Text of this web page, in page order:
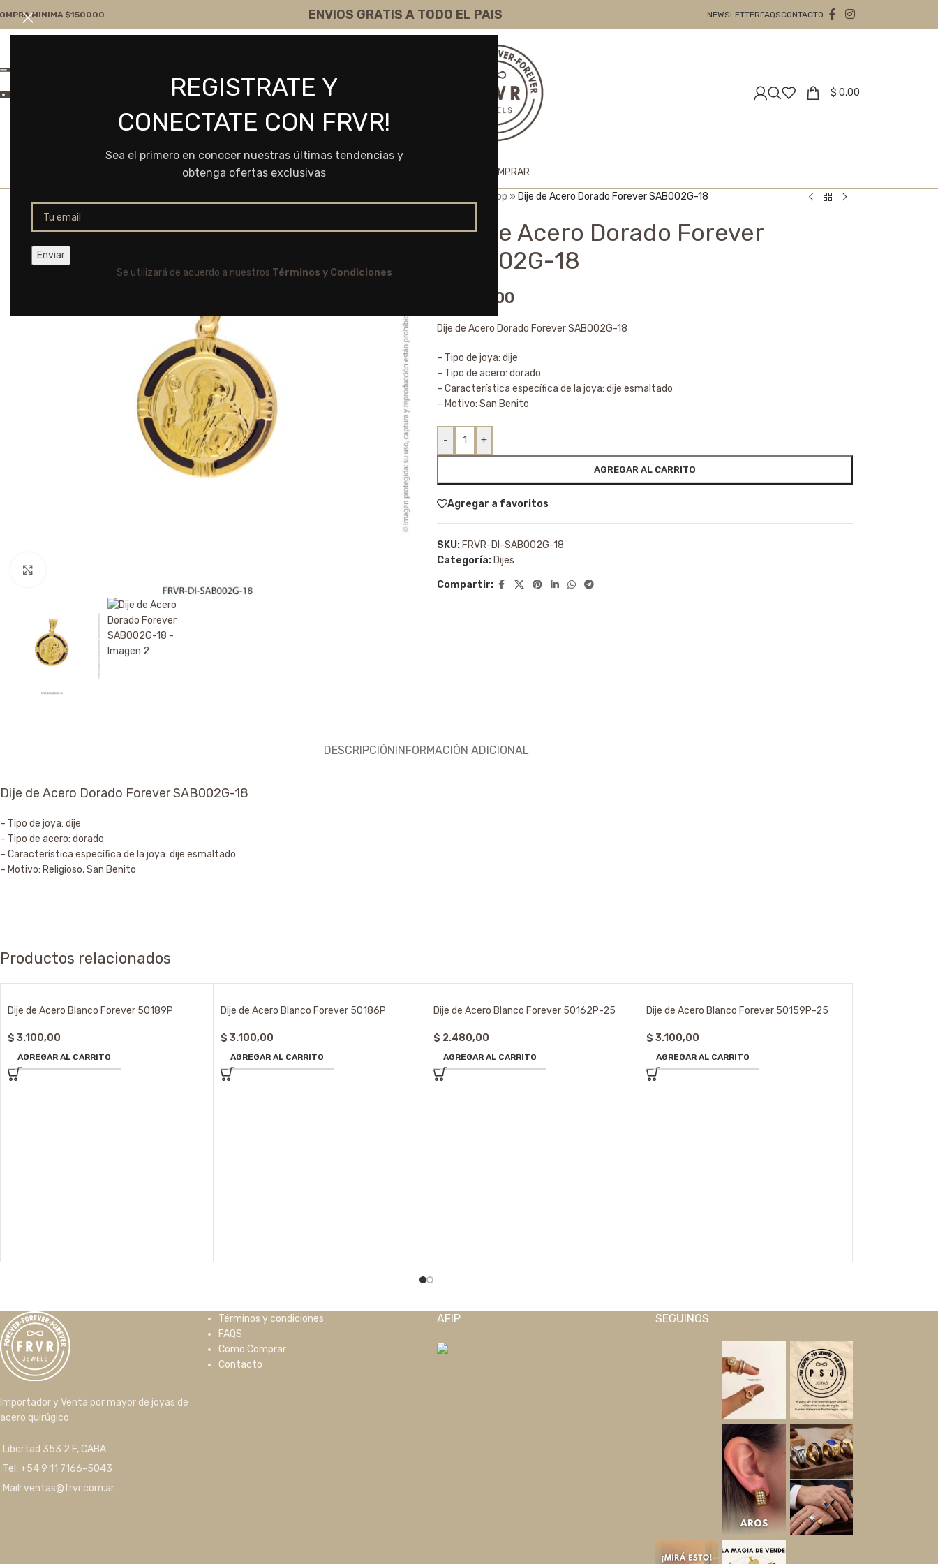
REGISTRATE Y
CONECTATE CON FRVR!
Sea el primero en conocer nuestras últimas tendencias y
obtenga ofertas exclusivas
Se utilizará de acuerdo a nuestros Términos y Condiciones
MINIMA $150000 ENVIOS GRATIS A TODO EL PAIS NEWSLETTERFAQSCONTACTO
ventas@frvr.com.ar
$ 0,00
HOME COMO COMPRAR
Shop » Dije de Acero Dorado Forever SAB002G-18
Dije de Acero Dorado Forever
SAB002G-18
5.735,00
Dije de Acero Dorado Forever SAB002G-18
– Tipo de joya: dije
– Tipo de acero: dorado
– Característica específica de la joya: dije esmaltado
– Motivo: San Benito
- +
AGREGAR AL CARRITO
Agregar a favoritos
SKU: FRVR-DI-SAB002G-18
Categoría: Dijes
Compartir:
DESCRIPCIÓNINFORMACIÓN ADICIONAL
Dije de Acero Dorado Forever SAB002G-18
– Tipo de joya: dije
– Tipo de acero: dorado
– Característica específica de la joya: dije esmaltado
– Motivo: Religioso, San Benito
Productos relacionados
Dije de Acero Blanco Forever 50189P
$ 3.100,00
AGREGAR AL CARRITO
Dije de Acero Blanco Forever 50186P
$ 3.100,00
AGREGAR AL CARRITO
Dije de Acero Blanco Forever 50162P-25
$ 2.480,00
AGREGAR AL CARRITO
Dije de Acero Blanco Forever 50159P-25
$ 3.100,00
AGREGAR AL CARRITO
Importador y Venta por mayor de joyas de
acero quirúgico
Libertad 353 2 F, CABA
Tel: +54 9 11 7166-5043
Mail: ventas@frvr.com.ar
Términos y condiciones
FAQS
Como Comprar
Contacto
AFIP SEGUINOS